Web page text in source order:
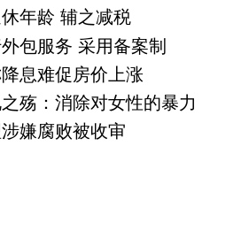
年龄 辅之减税
包服务 采用备案制
息难促房价上涨
殇：消除对女性的暴力
嫌腐败被收审